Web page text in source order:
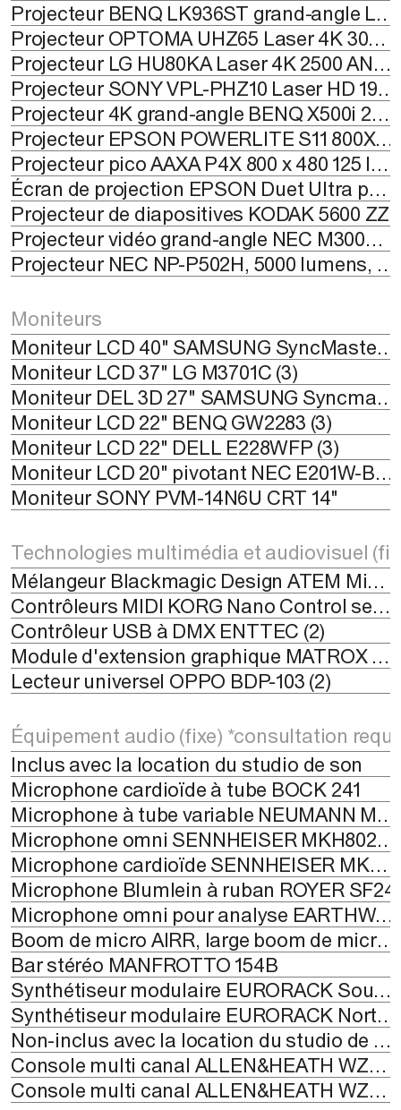
Projecteur BENQ LK936ST grand-angle Laser 4K 5100 ANSI lumens (2)
Projecteur OPTOMA UHZ65 Laser 4K 3000 ANSI lumens
Projecteur LG HU80KA Laser 4K 2500 ANSI lumens (2)
Projecteur SONY VPL-PHZ10 Laser HD 1920X1200 5000 lumens
Projecteur 4K grand-angle BENQ X500i 2200 Lumens (2)
Projecteur EPSON POWERLITE S11 800X600 2600 lumens (2)
Projecteur pico AAXA P4X 800 x 480 125 lumens (2)
Écran de projection EPSON Duet Ultra portatif 4:3 et 16:9 (39" x 70" - 80")
Projecteur de diapositives KODAK 5600 ZZ
Projecteur vidéo grand-angle NEC M300WS P 1280 x 800, 3000 ANSI Lumens / 2250 Lumens (Eco), 16:10 (WXGA), 3 LCD (3)
Projecteur NEC NP-P502H, 5000 lumens, 1920x1080, 16:9 (HD), DLP (2)
Moniteurs
Moniteur LCD 40" SAMSUNG SyncMaster 400UX pour vidéo wall (4)
Moniteur LCD 37" LG M3701C (3)
Moniteur DEL 3D 27" SAMSUNG Syncmaster 950 (2)
Moniteur LCD 22" BENQ GW2283 (3)
Moniteur LCD 22" DELL E228WFP (3)
Moniteur LCD 20" pivotant NEC E201W-BK (3)
Moniteur SONY PVM-14N6U CRT 14"
Technologies multimédia et audiovisuel
Mélangeur Blackmagic Design ATEM Mini Pro ISO
Contrôleurs MIDI KORG Nano Control series 2 (key2, pad2 et kontrol2)
Contrôleur USB à DMX ENTTEC (2)
Module d'extension graphique MATROX TripleHead 2Go DP edition (3)
Lecteur universel OPPO BDP-103 (2)
Équipement audio (fixe) *consultation
Inclus avec la location du studio de son
Microphone cardioïde à tube BOCK 241
Microphone à tube variable NEUMANN M149
Microphone omni SENNHEISER MKH8020 (la paire)
Microphone cardioïde SENNHEISER MKH8040 (la paire)
Microphone Blumlein à ruban ROYER SF24
Microphone omni pour analyse EARTHWORKS M30 BX
Boom de micro AIRR, large boom de micro QUIK LOK A 50 (1)
Bar stéréo MANFROTTO 154B
Synthétiseur modulaire EURORACK South (Earth) - West (Water)
Synthétiseur modulaire EURORACK North (Air) - East (Fire)
Non-inclus avec la location du studio de son
Console multi canal ALLEN&HEATH WZ3 12M 16:12
Console multi canal ALLEN&HEATH WZ3 14:4:2